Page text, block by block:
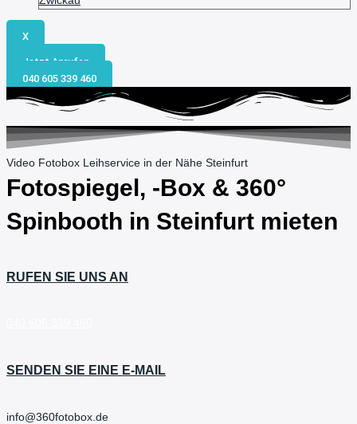
X
Jetzt Anrufen
040 605 339 460
Video Fotobox Leihservice in der Nähe Steinfurt
Fotospiegel, -Box & 360°
Spinbooth in Steinfurt mieten
RUFEN SIE UNS AN
SENDEN SIE EINE E-MAIL
info@360fotobox.de